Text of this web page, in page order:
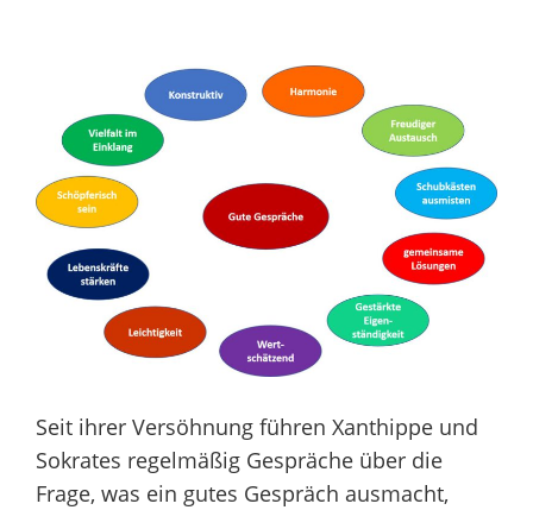
Seit ihrer Versöhnung führen Xanthippe und
Sokrates regelmäßig Gespräche über die
Frage, was ein gutes Gespräch ausmacht,